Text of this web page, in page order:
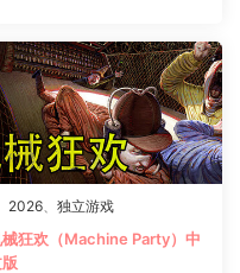
2026 独立游戏
狂欢（Machine Party）中